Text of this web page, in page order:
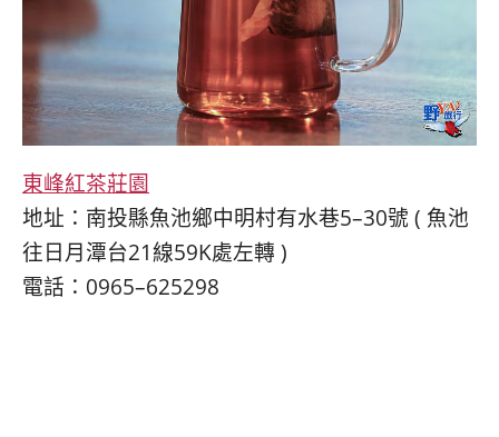
東峰紅茶莊園
地址：南投縣魚池鄉中明村有水巷5–30號 ( 魚池
往日月潭台21線59K處左轉 )
電話：0965–625298